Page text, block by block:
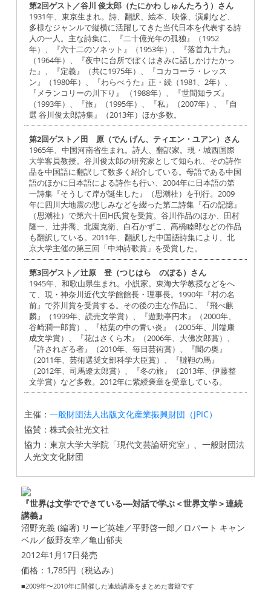
第2回ゲスト／谷川 俊太郎（たにかわ しゅんたろう）さん
1931年、東京生まれ。詩、翻訳、絵本、映像、演劇など、
多様なジャンルで縦横に活躍してきた当代日本を代表する詩
人の一人。主な詩集に、『二十億光年の孤独』（1952
年）、『六十二のソネット』（1953年）、『落首九十九』
（1964年）、『夜中に台所でぼくはきみに話しかけたかっ
た』、『定義』（共に1975年）、『コカコーラ・レッス
ン』（1980年）、『わらべうた』正・続（1981、2年）、
『メランコリーの川下り』 （1988年）、『世間知ラズ』
（1993年）、『旅』（1995年）、『私』（2007年）、『自
選 谷川俊太郎詩集』（2013年）ほか多数。
第2回ゲスト／田 原（でん げん、ティエン・ユアン）さん
1965年、中国河南省生まれ。詩人、翻訳家。現・城西国際
大学客員教授。谷川俊太郎の研究家として知られ、その詩作
品を中国語に翻訳して数多く紹介している。母語である中国
語のほかに日本語による詩作も行い、2004年に日本語の第
一詩集『そうして岸が誕生した』（思潮社）を刊行。2009
年に四川大地震の悲しみなどを綴った第二詩集『石の記憶』
（思潮社）で第六十回H氏賞を受賞。谷川作品のほか、田村
隆一、辻井喬、北園克衛、白石かずこ、高橋睦郎などの作品
も翻訳している。2011年、翻訳した中国語詩集により、北
京大学主催の第三回「中坤詩歌賞」を受賞した。
第3回ゲスト／辻原 登（つじはら のぼる）さん
1945年、和歌山県生まれ。小説家。東海大学教授などをへ
て、現・神奈川近代文学館館長・理事長。1990年『村の名
前』で芥川賞を受賞する。その後の主な作品に、『飛べ麒
麟』（1999年、読売文学賞）、『遊動亭円木』（2000年、
谷崎潤一郎賞）、『枯葉の中の青い炎』（2005年、川端康
成文学賞）、『花はさくら木』（2006年、大佛次郎賞）、
『許されざる者』（2010年、毎日芸術賞）、『闇の奥』
（2011年、芸術選奨文部科学大臣賞）、『韃靼の馬』
（2012年、司馬遼太郎賞）、『冬の旅』（2013年、伊藤整
文学賞）など多数。2012年に紫綬褒章を受章している。
主催： 一般財団法人出版文化産業振興財団（JPIC）
協賛：株式会社光文社
協力：東京大学大学院「現代文芸論研究室」、一般財団法
人光文文化財団
『世界は文学でできている----対話で学ぶ＜世界文学＞連続
講義』
沼野充義 (編著) リービ英雄／平野啓一郎／ロバート キャン
ベル／飯野友幸／亀山郁夫
2012年1月17日発売
価格：1,785円（税込み）
■2009年〜2010年に開催した連続講座をまとめた書籍です